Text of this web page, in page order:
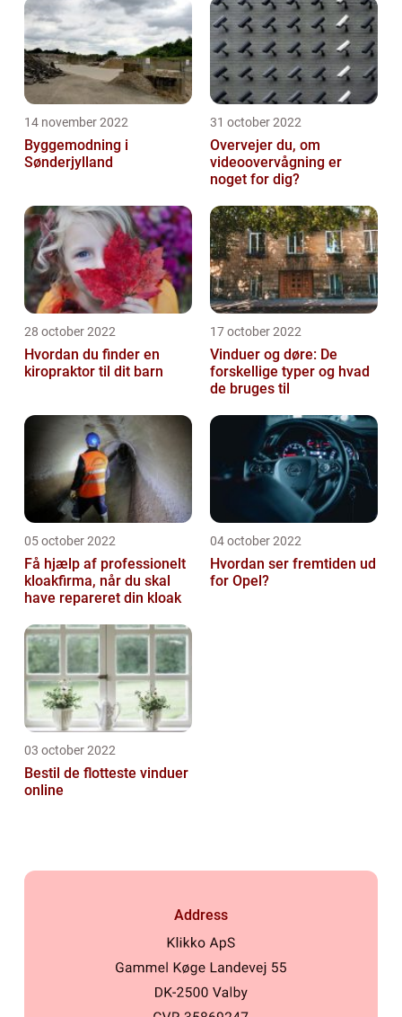
14 november 2022
Byggemodning i
Sønderjylland
31 october 2022
Overvejer du, om
videoovervågning er
noget for dig?
28 october 2022
Hvordan du finder en
kiropraktor til dit barn
17 october 2022
Vinduer og døre: De
forskellige typer og hvad
de bruges til
05 october 2022
Få hjælp af professionelt
kloakfirma, når du skal
have repareret din kloak
04 october 2022
Hvordan ser fremtiden ud
for Opel?
03 october 2022
Bestil de flotteste vinduer
online
Address